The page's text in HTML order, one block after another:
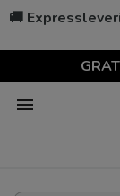
🚚
